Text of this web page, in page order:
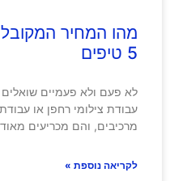
מהו המחיר
5 טיפים
לא פעם ולא פעמיים
עבודת צילומי רחפן או
מרכיבים, והם מכריעים
לקריאה נוספת »